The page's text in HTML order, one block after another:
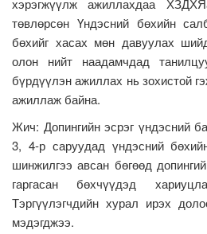
хэрэгжүүлж ажиллахдаа
төвлөрсөн Үндэсний бөхийн
бөхийг хасах мөн давуулах
олон нийт наадамчдад
бүрдүүлэн ажиллах нь зохистой
ажиллаж байна.
Жич: Допингийн эсрэг үндэсний
3, 4-р саруудад үндэсний
шинжилгээ авсан бөгөөд
гаргасан бөхчүүдэд
Тэргүүлэгчдийн хурал ирэх
мэдэгджээ.